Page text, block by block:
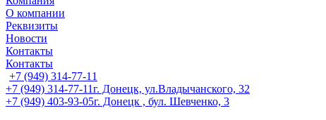
О компании
Реквизиты
Новости
Контакты
Контакты
+7 (949) 314-77-11
+7 (949) 314-77-11г. Донецк, ул.Владычанского, 32
+7 (949) 403-93-05г. Донецк , бул. Шевченко, 3